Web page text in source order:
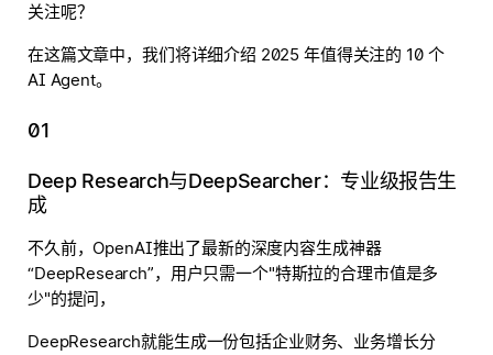
关注呢？
在这篇文章中，我们将详细介绍 2025 年值得关注的 10 个
AI Agent。
01
Deep Research与DeepSearcher：专业级报告生
成
不久前，OpenAI推出了最新的深度内容生成神器
“DeepResearch”，用户只需一个"特斯拉的合理市值是多
少"的提问，
DeepResearch就能生成一份包括企业财务、业务增长分